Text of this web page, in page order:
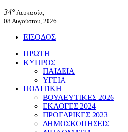
34° Λευκωσία,
08 Αυγούστου, 2026
ΕΙΣΟΔΟΣ
ΠΡΩΤΗ
ΚΥΠΡΟΣ
ΠΑΙΔΕΙΑ
ΥΓΕΙΑ
ΠΟΛΙΤΙΚΗ
ΒΟΥΛΕΥΤΙΚΕΣ 2026
ΕΚΛΟΓΕΣ 2024
ΠΡΟΕΔΡΙΚΕΣ 2023
ΔΗΜΟΣΚΟΠΗΣΕΙΣ